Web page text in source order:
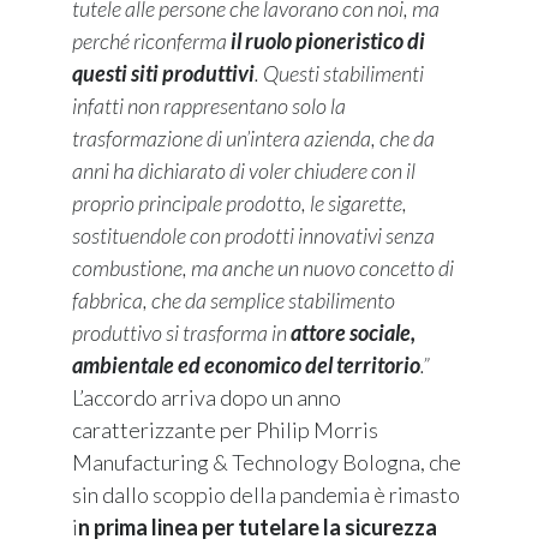
tutele alle persone che lavorano con noi, ma
perché riconfermail ruolo pioneristico di
questi siti produttivi. Questi stabilimenti
infatti non rappresentano solo la
trasformazione di un’intera azienda, che da
anni ha dichiarato di voler chiudere con il
proprio principale prodotto, le sigarette,
sostituendole con prodotti innovativi senza
combustione, ma anche un nuovo concetto di
fabbrica, che da semplice stabilimento
produttivo si trasforma inattore sociale,
ambientale ed economico del territorio.”
L’accordo arriva dopo un anno
caratterizzante per Philip Morris
Manufacturing & Technology Bologna, che
sin dallo scoppio della pandemia è rimasto
in prima linea per tutelare la sicurezza